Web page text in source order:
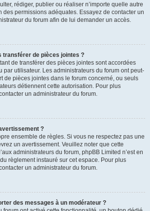
rédiger, publier ou réaliser n’importe quelle autre
des permissions adéquates. Essayez de contacter un
du forum afin de lui demander un accès.
transférer de pièces jointes ?
de transférer des pièces jointes sont accordées
par utilisateur. Les administrateurs du forum ont peut-
de pièces jointes dans le forum concerné, ou seuls
détiennent cette autorisation. Pour plus
un administrateur du forum.
?
ensemble de règles. Si vous ne respectez pas une
un avertissement. Veuillez noter que cette
administrateurs du forum, phpBB Limited n’est en
règlement instauré sur cet espace. Pour plus
un administrateur du forum.
des messages à un modérateur ?